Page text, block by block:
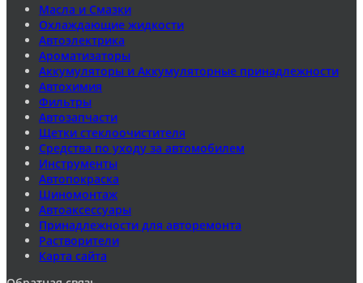
Масла и Смазки
Охлаждающие жидкости
Автоэлектрика
Ароматизаторы
Аккумуляторы и Аккумуляторные принадлежности
Автохимия
Фильтры
Автозапчасти
Щетки стеклоочистителя
Средства по уходу за автомобилем
Инструменты
Автопокраска
Шиномонтаж
Автоаксессуары
Принадлежности для авторемонта
Растворители
Карта сайта